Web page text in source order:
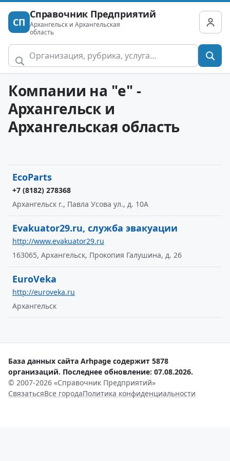
СП
Справочник Предприятий
Архангельск и Архангельская
область
Компании на "e" -
Архангельск и
Архангельская область
EcoParts
+7 (8182) 278368
Архангельск г., Павла Усова ул., д. 10А
Evakuator29.ru, служба эвакуации
http://www.evakuator29.ru
163065, Архангельск, Прокопия Галушина, д. 26
EuroVeka
http://euroveka.ru
Архангельск
База данных сайта Arhpage содержит 5878
организаций. Последнее обновление: 07.08.2026.
© 2007-2026 «Справочник Предприятий»
СвязатьсяВсе городаПолитика конфиденциальности